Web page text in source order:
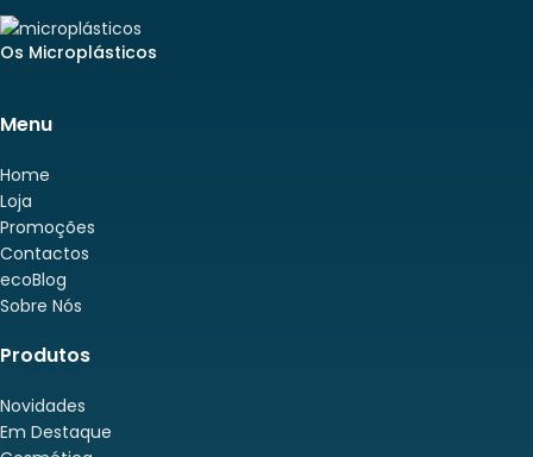
Os Microplásticos
Menu
Home
Loja
Promoções
Contactos
ecoBlog
Sobre Nós
Produtos
Novidades
Em Destaque